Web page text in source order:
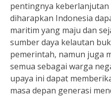
pentingnya
diharapkan Indonesia
maritim yang maju dan
sumber daya kelautan
pemerintah, namun juga
semua sebagai warga
upaya ini dapat
masa depan generasi